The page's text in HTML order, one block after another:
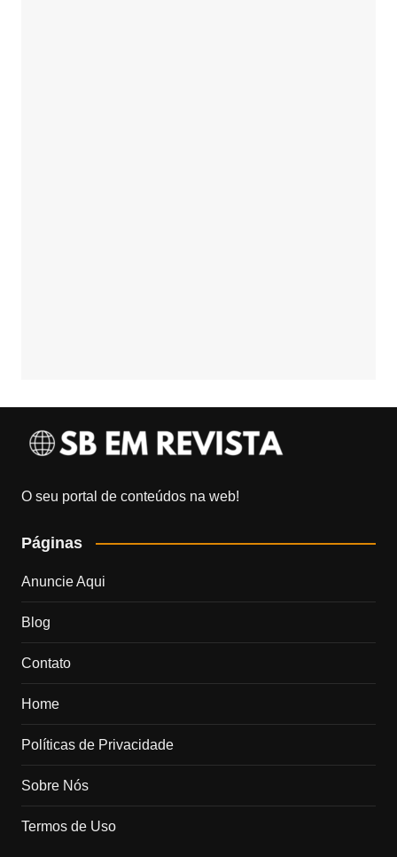
O seu portal de conteúdos na web!
Páginas
Anuncie Aqui
Blog
Contato
Home
Políticas de Privacidade
Sobre Nós
Termos de Uso